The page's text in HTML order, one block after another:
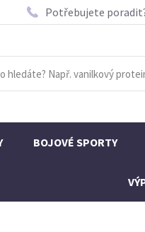
Potřebujete
BOJOVÉ SPORTY